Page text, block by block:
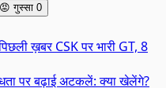
😡 गुस्सा 0
ख़बरCSK पर भारी GT, 8